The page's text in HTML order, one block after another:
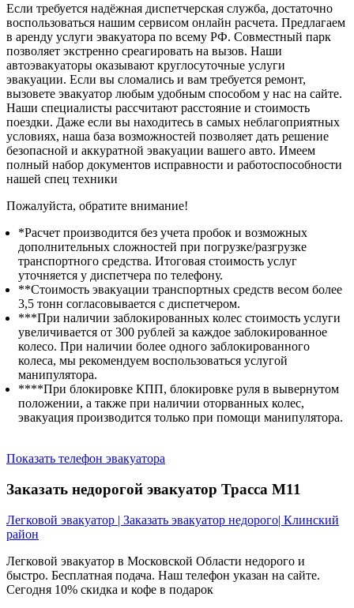
Если требуется надёжная диспетчерская служба, достаточно
воспользоваться нашим сервисом онлайн расчета. Предлагаем
в аренду услуги эвакуатора по всему РФ. Совместный парк
позволяет экстренно среагировать на вызов. Наши
автоэвакуаторы оказывают круглосуточные услуги
эвакуации. Если вы сломались и вам требуется ремонт,
вызовете эвакуатор любым удобным способом у нас на сайте.
Наши специалисты рассчитают расстояние и стоимость
поездки. Даже если вы находитесь в самых неблагоприятных
условиях, наша база возможностей позволяет дать решение
безопасной и аккуратной эвакуации вашего авто. Имеем
полный набор документов исправности и работоспособности
нашей спец техники
Пожалуйста, обратите внимание!
*Расчет производится без учета пробок и возможных
дополнительных сложностей при погрузке/разгрузке
транспортного средства. Итоговая стоимость услуг
уточняется у диспетчера по телефону.
**Стоимость эвакуации транспортных средств весом более
3,5 тонн согласовывается с диспетчером.
***При наличии заблокированных колес стоимость услуги
увеличивается от 300 рублей за каждое заблокированное
колесо. При наличии более одного заблокированного
колеса, мы рекомендуем воспользоваться услугой
манипулятора.
****При блокировке КПП, блокировке руля в вывернутом
положении, а также при наличии оторванных колес,
эвакуация производится только при помощи манипулятора.
Показать телефон эвакуатора
Заказать недорогой эвакуатор Трасса М11
Легковой эвакуатор | Заказать эвакуатор недорого| Клинский
район
Легковой эвакуатор в Московской Области недорого и
быстро. Бесплатная подача. Наш телефон указан на сайте.
Сегодня 10% скидка и кофе в подарок